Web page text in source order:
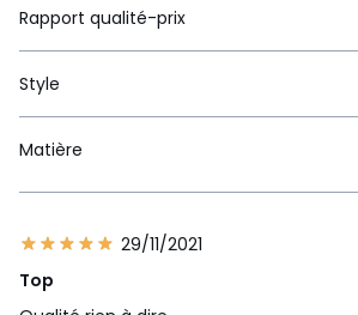
Rapport qualité-prix
Style
Matière
29/11/2021
Top